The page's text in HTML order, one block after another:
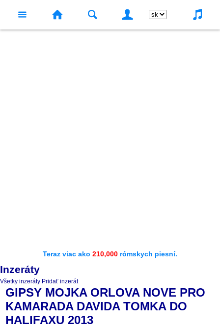
Teraz viac ako 210,000 rómskych piesní.
Inzeráty
Všetky inzeráty Pridať inzerát
GIPSY MOJKA ORLOVA NOVE PRO
KAMARADA DAVIDA TOMKA DO
HALIFAXU 2013